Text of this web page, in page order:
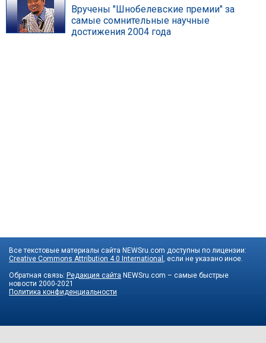
Вручены "Шнобелевские премии" за
самые сомнительные научные
достижения 2004 года
Все текстовые материалы сайта NEWSru.com доступны по лицензии:
Creative Commons Attribution 4.0 International , если не указано иное.
Обратная связь: Редакция сайта NEWSru.com – самые быстрые
новости 2000-2021
Политика конфиденциальности